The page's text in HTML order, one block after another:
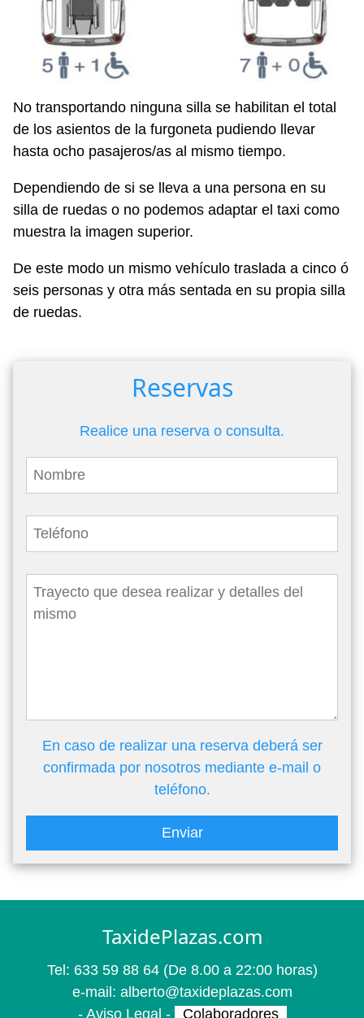
No transportando ninguna silla se habilitan el total
de los asientos de la furgoneta pudiendo llevar
hasta ocho pasajeros/as al mismo tiempo.
Dependiendo de si se lleva a una persona en su
silla de ruedas o no podemos adaptar el taxi como
muestra la imagen superior.
De este modo un mismo vehículo traslada a cinco ó
seis personas y otra más sentada en su propia silla
de ruedas.
Reservas
Realice una reserva o consulta.
En caso de realizar una reserva deberá ser
confirmada por nosotros mediante e-mail o
teléfono.
Enviar
TaxidePlazas.com
Tel: 633 59 88 64 (De 8.00 a 22:00 horas)
e-mail: alberto@taxideplazas.com
- Aviso Legal - Colaboradores